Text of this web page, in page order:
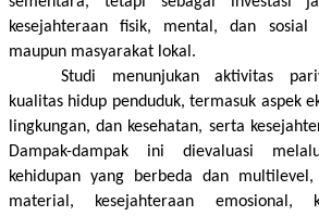
kesejahteraan fisik, mental, dan
maupun masyarakat lokal.
Studi menunjukan aktivitas
kualitas hidup penduduk, termasuk aspek
lingkungan, dan kesehatan, serta
Dampak-dampak ini dievaluasi
kehidupan yang berbeda dan
material, kesejahteraan emosional,